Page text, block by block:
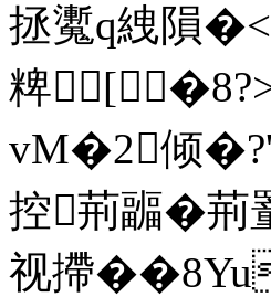
拯魙q絏隕
粺[
vM�2倾�?'
控荊疈�荊
视摕�